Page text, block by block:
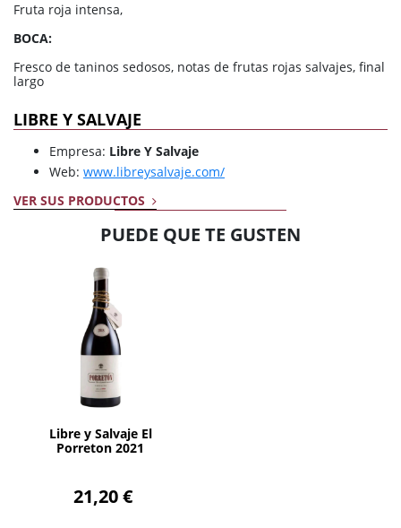
Fruta roja intensa,
BOCA:
Fresco de taninos sedosos, notas de frutas rojas salvajes, final
largo
LIBRE Y SALVAJE
Empresa: Libre Y Salvaje
Web: www.libreysalvaje.com/
VER SUS PRODUCTOS
PUEDE QUE TE GUSTEN
Libre y Salvaje El
Porreton 2021
21,20 €
AÑADIR